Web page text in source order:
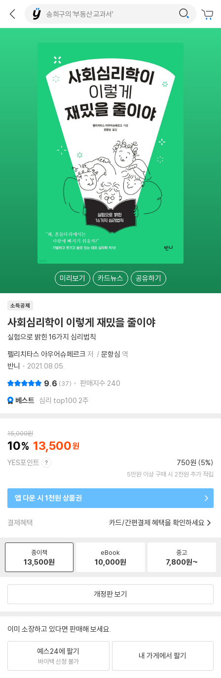
미리보기 카드뉴스 공유하기
소득공제
사회심리학이 이렇게 재밌을 줄이야
실험으로 밝힌 16가지 심리법칙
펠리치타스 아우어슈페르크 저 문항심 역
반니
2021.08.05.
9.6 37 판매지수 240
베스트 심리 top100 2주
15,000원
10 13,500
YES포인트 750원 (5%)
5만원 이상 구매 시 2천원 추가 적립
앱 다운 시 1천원 상품권
결제혜택 카드/간편결제 혜택을 확인하세요
종이책
13,500원
eBook
10,000원
중고
7,800원~
개정판 보기
이미 소장하고 있다면 판매해 보세요.
예스24에 팔기
바이백 신청 불가
내 가게에서 팔기